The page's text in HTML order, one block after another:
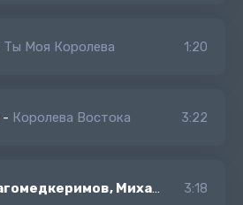
Ты Моя Королева 1:20
- Королева Востока 3:22
Рейсан Магомедкеримов, Михаил Черняев 3:18